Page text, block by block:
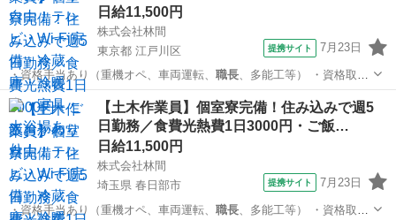
日給11,500円
株式会社林間
東京都 江戸川区
提携サイト 7月23日
・資格手当あり（重機オペ、車両運転、 職長、多能工等） ・資格取得
支援あり ・日…
東京 江戸川区 大工
【土木作業員】個室寮完備！住み込みで週5
日勤務／食費光熱費1日3000円・ご飯…
日給11,500円
株式会社林間
埼玉県 春日部市
提携サイト 7月23日
・資格手当あり（重機オペ、車両運転、 職長、多能工等） ・資格取得